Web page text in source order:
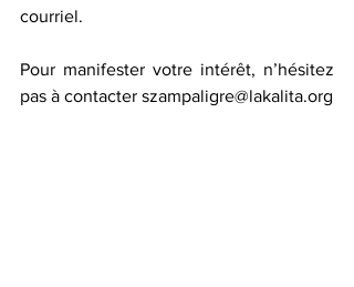
courriel.
Pour manifester votre intérêt, n’hésitez